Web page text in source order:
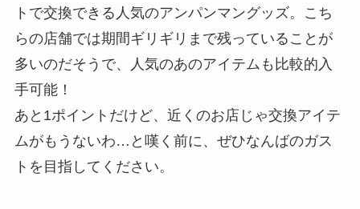
トで交換できる人気のアンパンマングッズ。こち
らの店舗では期間ギリギリまで残っていることが
多いのだそうで、人気のあのアイテムも比較的入
手可能！
あと1ポイントだけど、近くのお店じゃ交換アイテ
ムがもうないわ…と嘆く前に、ぜひなんばのガス
トを目指してください。